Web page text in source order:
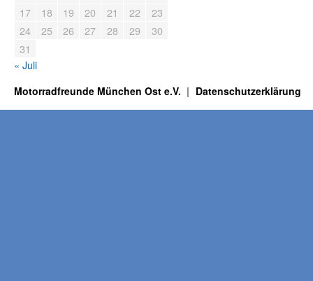
17
18 19 20 21 22
23
24
25 26 27 28 29
30
31
« Juli
Motorradfreunde München Ost e.V. Datenschutzerklärung